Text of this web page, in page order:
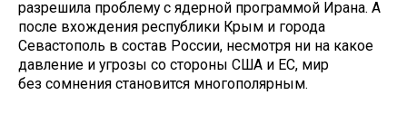
разрешила проблему с ядерной программой Ирана. А
после вхождения республики Крым и города
Севастополь в состав России, несмотря ни на какое
давление и угрозы со стороны США и ЕС, мир
без сомнения становится многополярным.